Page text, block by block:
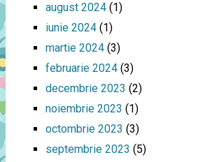
august 2024 (1)
iunie 2024 (1)
martie 2024 (3)
februarie 2024 (3)
decembrie 2023 (2)
noiembrie 2023 (1)
octombrie 2023 (3)
septembrie 2023 (5)